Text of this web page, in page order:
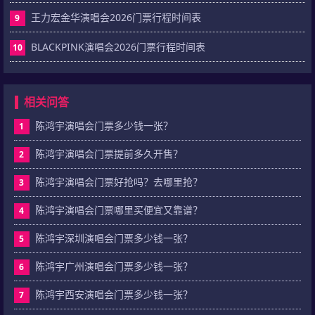
9 王力宏金华演唱会2026门票行程时间表
10 BLACKPINK演唱会2026门票行程时间表
相关问答
1 陈鸿宇演唱会门票多少钱一张？
2 陈鸿宇演唱会门票提前多久开售？
3 陈鸿宇演唱会门票好抢吗？去哪里抢？
4 陈鸿宇演唱会门票哪里买便宜又靠谱？
5 陈鸿宇深圳演唱会门票多少钱一张？
6 陈鸿宇广州演唱会门票多少钱一张？
7 陈鸿宇西安演唱会门票多少钱一张？